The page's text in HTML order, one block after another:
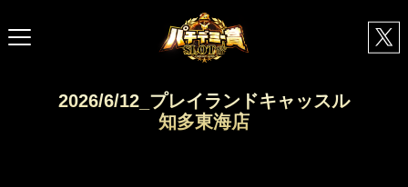
2026/6/12_プレイランドキャッスル
知多東海店